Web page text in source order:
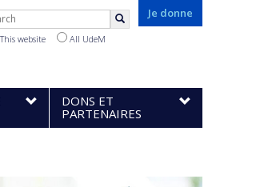
Je donne
website All UdeM
DONS ET
PARTENAIRES